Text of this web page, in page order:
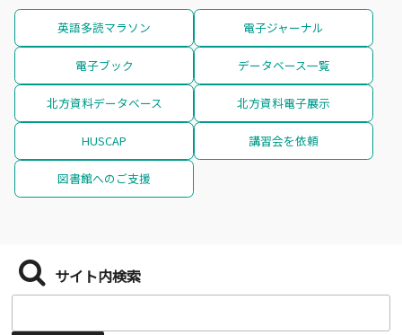
英語多読マラソン 電子ジャーナル
電子ブック データベース一覧
北方資料データベース 北方資料電子展示
HUSCAP 講習会を依頼
図書館へのご支援
サイト内検索